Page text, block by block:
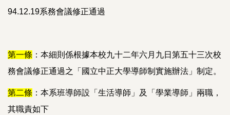
94.12.19系務會議修正通過
第一條 ：本細則係根據本校九十二年六月九日第五十三次校
務會議修正通過之「國立中正大學導師制實施辦法」制定。
第二條 ：本系班導師設「生活導師」及「學業導師」兩職，
其職責如下